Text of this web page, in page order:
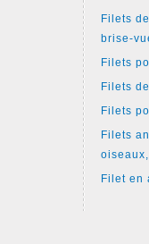
Filets
brise-
Filets
Filets
Filets
Filets
Filet en